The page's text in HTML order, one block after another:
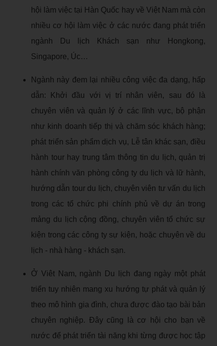
hội làm việc tại Hàn Quốc hay về Việt Nam mà còn
nhiều cơ hội làm việc ở các nước đang phát triển
ngành Du lịch Khách sạn như Hongkong,
Singapore, Úc…
Ngành này đem lại nhiều công việc đa dạng, hấp
dẫn: Khởi đầu với vị trí nhân viên, sau đó là
chuyên viên và quản lý ở các lĩnh vực, bộ phận
như kinh doanh tiếp thị và chăm sóc khách hàng;
phát triển sản phẩm dịch vụ, Lễ tân khác sạn, điều
hành tour hay trung tâm thông tin du lịch, quản trị
hành chính văn phòng công ty du lịch và lữ hành,
hướng dẫn tour du lịch, chuyên viên tư vấn du lịch
trong các tổ chức phi chính phủ về dự án trong
mảng du lịch cộng đồng, chuyên viên tổ chức sự
kiện trong các công ty sự kiện, hoặc chuyên về du
lịch - nhà hàng - khách sạn.
Ở Viêt Nam, ngành Du lịch đang ngày một phát
triển tuy nhiên mang xu hướng tự phát và quản lý
theo mô hình gia đình, chưa được đào tạo bài bản
chuyên nghiệp. Đây cũng là cơ hội cho bạn về
nước để phát triển tài năng khi từng được học tập